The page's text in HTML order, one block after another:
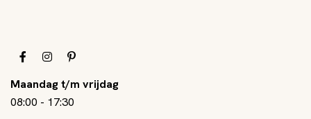
Maandag t/m vrijdag
08:00 - 17:30